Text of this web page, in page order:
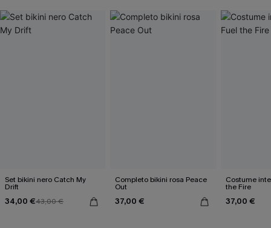
Set bikini nero Catch My
Drift
34,00 €43,00 €
Completo bikini rosa Peace
Out
37,00 €
Costume
the Fire
37,00 €